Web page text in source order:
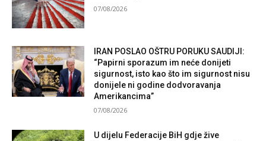
07/08/2026
IRAN POSLAO OŠTRU PORUKU SAUDIJI:
“Papirni sporazum im neće donijeti
sigurnost, isto kao što im sigurnost nisu
donijele ni godine dodvoravanja
Amerikancima”
07/08/2026
U dijelu Federacije BiH gdje žive